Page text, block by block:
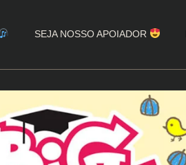
SEJA NOSSO APOIADOR